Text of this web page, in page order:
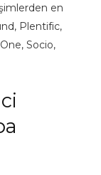
en
Plentific,
Socio,